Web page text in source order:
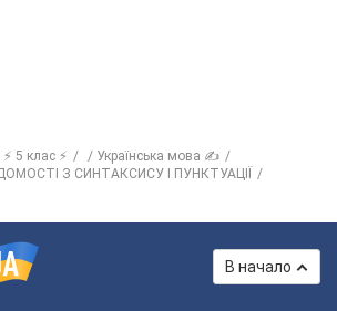
⚡ 5 клас ⚡
Українська мова ✍
З СИНТАКСИСУ І ПУНКТУАЦІЇ
В начало